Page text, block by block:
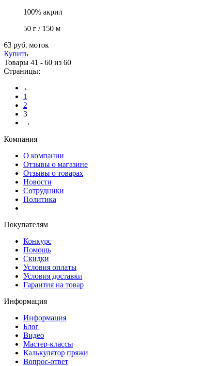
100% акрил
50 г / 150 м
63 руб. моток
Купить
Товары 41 - 60 из 60
Страницы:
←
1
2
3
→
Компания
О компании
Отзывы о магазине
Отзывы о товарах
Новости
Сотрудники
Политика
Покупателям
Конкурс
Помощь
Скидки
Условия оплаты
Условия доставки
Гарантия на товар
Информация
Информация
Блог
Видео
Мастер-классы
Калькулятор пряжи
Вопрос-ответ